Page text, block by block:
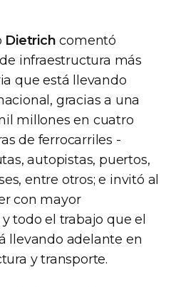
Dietrich comentó
infraestructura más
que está llevando
gracias a una
millones en cuatro
de ferrocarriles -
autopistas, puertos,
entre otros; e invitó al
con mayor
todo el trabajo que el
llevando adelante en
y transporte.